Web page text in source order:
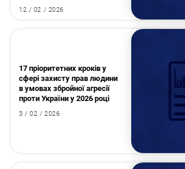
12 / 02 / 2026
17 пріоритетних кроків у
сфері захисту прав людини
в умовах збройної агресії
проти України у 2026 році
3 / 02 / 2026